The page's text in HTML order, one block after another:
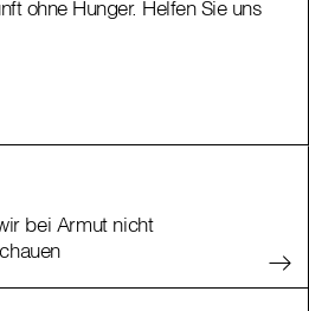
ohne Hunger. Helfen Sie uns
ohne Hunger. Helfen Sie uns
bei Armut nicht